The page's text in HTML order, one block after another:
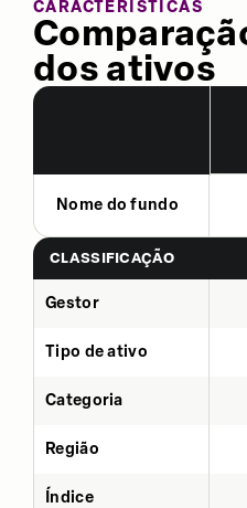
CARACTERÍSTICAS
dos ativos
Nome do fundo
CLASSIFICAÇÃO
Gestor
Tipo de ativo
Categoria
Região
Índice